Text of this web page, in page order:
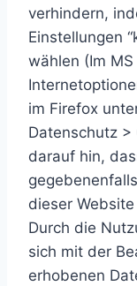
verhindern,
Einstellungen
wählen (Im
im Firefox
Datenschutz >
darauf hin,
dieser
Durch die
sich mit der
erhobenen